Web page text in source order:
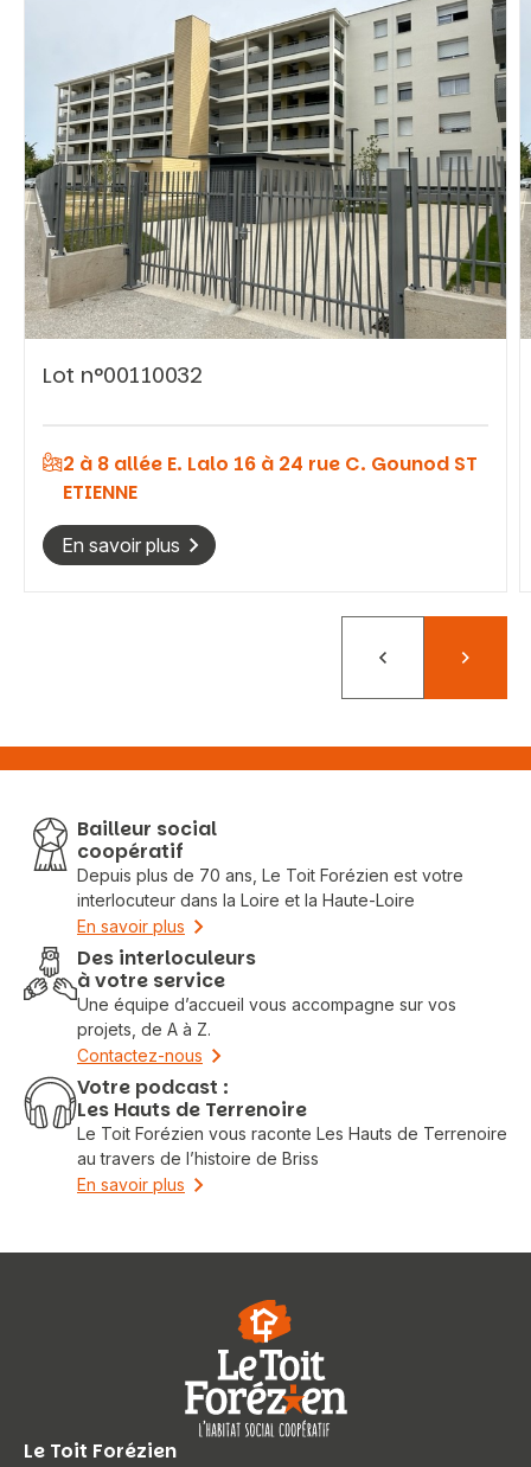
Vous recherchez&nbsp;:
Rechercher
Lot n°00110032
2 à 8 allée E. Lalo 16 à 24 rue C. Gounod ST
ETIENNE
En savoir plus
PrécédentSuivant
Bailleur social
coopératif
Depuis plus de 70 ans, Le Toit Forézien est votre
interlocuteur dans la Loire et la Haute-Loire
En savoir plus
Des interloculeurs
à votre service
Une équipe d’accueil vous accompagne sur vos
projets, de A à Z.
Contactez-nous
Votre podcast :
Les Hauts de Terrenoire
Le Toit Forézien vous raconte Les Hauts de Terrenoire
au travers de l’histoire de Briss
En savoir plus
Le Toit Forézien